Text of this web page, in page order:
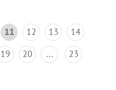
11 12 13
14
19 20 ... 23